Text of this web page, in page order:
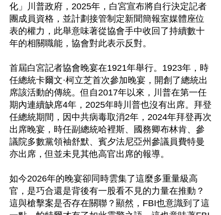
化」川普政府，2025年，白宮宣布將自行決定記者
團成員資格，並計劃接管制定新聞簡報室媒體座位
表的權力，此舉意味著從協會手中收回了持續數十
年的相關職能，協會對此表示反對。
首屆白宮記者協會晚宴在1921年舉行。1923年，時
任總統卡爾文·柯立芝首次參加晚宴，開創了總統出
席該活動的傳統。但自2017年以來，川普在第一任
期內連續缺席4年，2025年時川普也沒有出席。拜登
任總統期間，因中共病毒取消2年，2024年拜登再次
出席晚宴，時任副總統哈裡斯、國務卿布林肯、參
議院多數黨領袖舒默、賓夕法尼亞州參議員費特曼
亦出席，但並未見其他高官出席的報導。
如今2026年的晚宴卻同時雲集了這麼多重量級高
官，是巧合還是背後有一股看不見的力量在推動？
這與槍擊案是否存在關聯？顯然，FBI也意識到了這